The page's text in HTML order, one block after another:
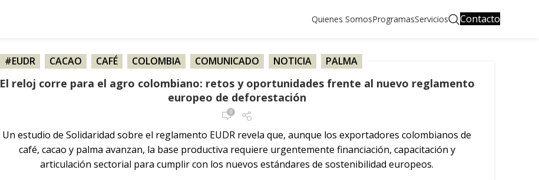
Quienes SomosProgramasServicios Contacto
#EUDR CACAO CAFÉ COLOMBIA COMUNICADO NOTICIA PALMA
El reloj corre para el agro colombiano: retos y oportunidades frente al nuevo reglamento
europeo de deforestación
0
Un estudio de Solidaridad sobre el reglamento EUDR revela que, aunque los exportadores colombianos de
café, cacao y palma avanzan, la base productiva requiere urgentemente financiación, capacitación y
articulación sectorial para cumplir con los nuevos estándares de sostenibilidad europeos.